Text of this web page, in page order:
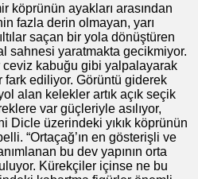
köprünün ayakları arasından
fazla derin olmayan, yarı
saçan bir yola dönüştüren
sahnesi yaratmakta gecikmiyor.
kabuğu gibi yalpalayarak
fark ediliyor. Görüntü giderek
alan kelekler artık açık seçik
var güçleriyle asılıyor,
Dicle üzerindeki yıkık köprünün
“Ortaçağ’ın en gösterişli ve
bu dev yapının orta
Kürekçiler içinse ne bu